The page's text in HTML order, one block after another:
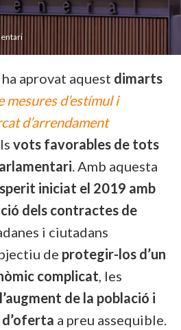
ha aprovat aquest dimarts
mesures d’estímul i
d’arrendament
vots favorables de tots
. Amb aquesta
iniciat el 2019 amb
dels contractes de
i ciutadans
de protegir-los d’un
complicat, les
l’augment de la població i
a preu assequible.